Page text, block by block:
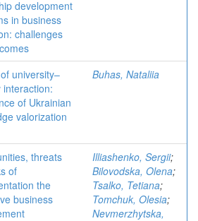
development
in business
challenges
university–
interaction:
of Ukrainian
valorization
Buhas, Nataliia
threats
of
the
business
Illiashenko, Sergii;
Bilovodska, Olena;
Tsalko, Tetiana;
Tomchuk, Olesia;
Nevmerzhytska,